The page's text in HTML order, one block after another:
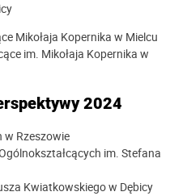
Mikołaja Kopernika w Mielcu
im. Mikołaja Kopernika w
2024
w Rzeszowie
im. Stefana
Kwiatkowskiego w Dębicy